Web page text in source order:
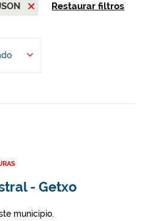
Restaurar filtros
- Getxo
municipio.